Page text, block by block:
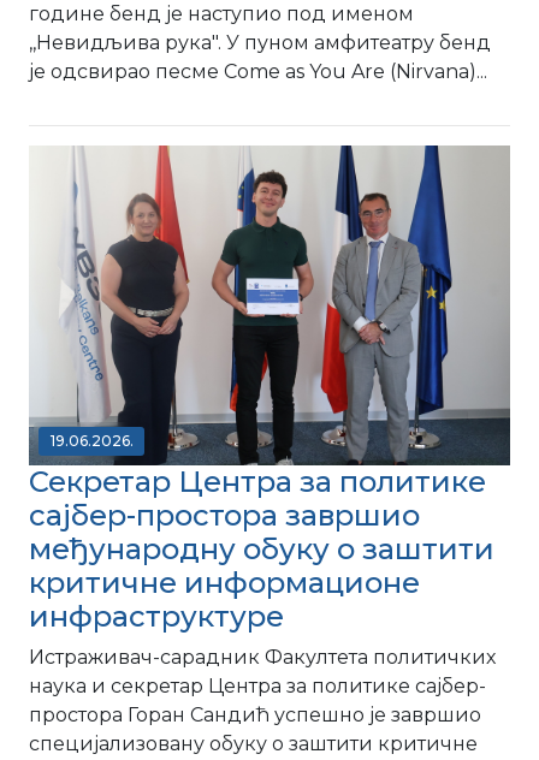
године бенд је наступио под именом
,,Невидљива рука". У пуном амфитеатру бенд
је одсвирао песме Come as You Are (Nirvana)...
19.06.2026.
Секретар Центра за политике
сајбер-простора завршио
међународну обуку о заштити
критичне информационе
инфраструктуре
Истраживач-сарадник Факултета политичких
наука и секретар Центра за политике сајбер-
простора Горан Сандић успешно је завршио
специјализовану обуку о заштити критичне